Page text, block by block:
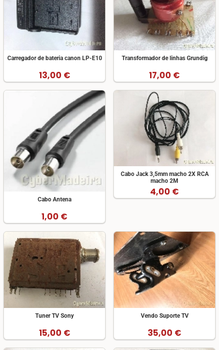
Carregador de bateria canon LP-E10
13,00 €
Transformador de linhas Grundig
17,00 €
Cabo Antena
1,00 €
Cabo Jack 3,5mm macho 2X RCA
macho 2M
4,00 €
Tuner TV Sony
15,00 €
Vendo Suporte TV
35,00 €